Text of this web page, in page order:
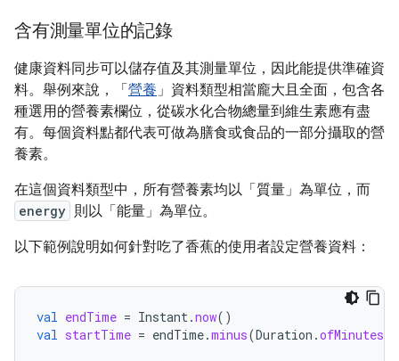
含有測量單位的記錄
健康資料同步可以儲存值及其測量單位，因此能提供準確資
料。舉例來說，「 營養」資料類型相當龐大且全面，包含各
種選用的營養素欄位，從碳水化合物總量到維生素應有盡
有。每個資料點都代表可做為膳食或食品的一部分攝取的營
養素。
在這個資料類型中，所有營養素均以「質量」 為單位，而
energy 則以「能量」 為單位。
以下範例說明如何針對吃了香蕉的使用者設定營養資料：
val endTime = Instant.now()
val startTime = endTime.minus(Duration .ofMinutes